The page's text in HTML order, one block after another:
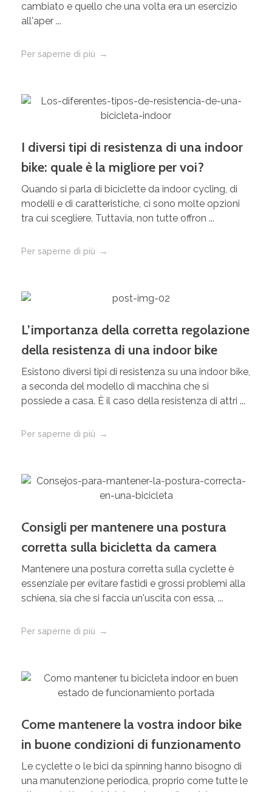
cambiato e quello che una volta era un esercizio
all'aper ...
Per saperne di più
I diversi tipi di resistenza di una indoor
bike: quale è la migliore per voi?
Quando si parla di biciclette da indoor cycling, di
modelli e di caratteristiche, ci sono molte opzioni
tra cui scegliere. Tuttavia, non tutte offron ...
Per saperne di più
L’importanza della corretta regolazione
della resistenza di una indoor bike
Esistono diversi tipi di resistenza su una indoor bike,
a seconda del modello di macchina che si
possiede a casa. È il caso della resistenza di attri ...
Per saperne di più
Consigli per mantenere una postura
corretta sulla bicicletta da camera
Mantenere una postura corretta sulla cyclette è
essenziale per evitare fastidi e grossi problemi alla
schiena, sia che si faccia un'uscita con essa, ...
Per saperne di più
Come mantenere la vostra indoor bike
in buone condizioni di funzionamento
Le cyclette o le bici da spinning hanno bisogno di
una manutenzione periodica, proprio come tutte le